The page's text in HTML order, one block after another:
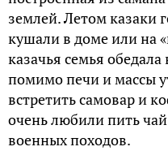
землей. Летом казаки
кушали в доме или на
казачья семья обедала
помимо печи и массы
встретить самовар и
очень любили пить
военных походов.